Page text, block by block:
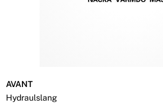
AVANT
Hydraulslang